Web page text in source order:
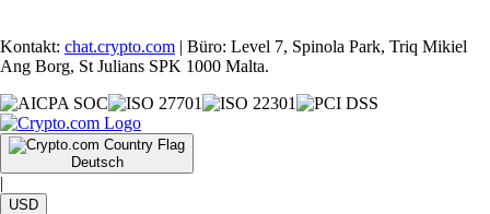
Kontakt: chat.crypto.com | Büro: Level 7, Spinola Park, Triq Mikiel
Ang Borg, St Julians SPK 1000 Malta.
Deutsch
|
USD